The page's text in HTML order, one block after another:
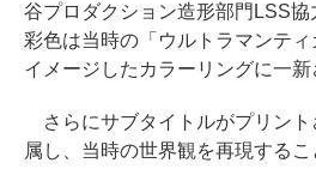
谷プロダクション造形部門LSS協
彩色は当時の「ウルトラマンテ
イメージしたカラーリングに一新
さらにサブタイトルがプリント
属し、当時の世界観を再現するこ